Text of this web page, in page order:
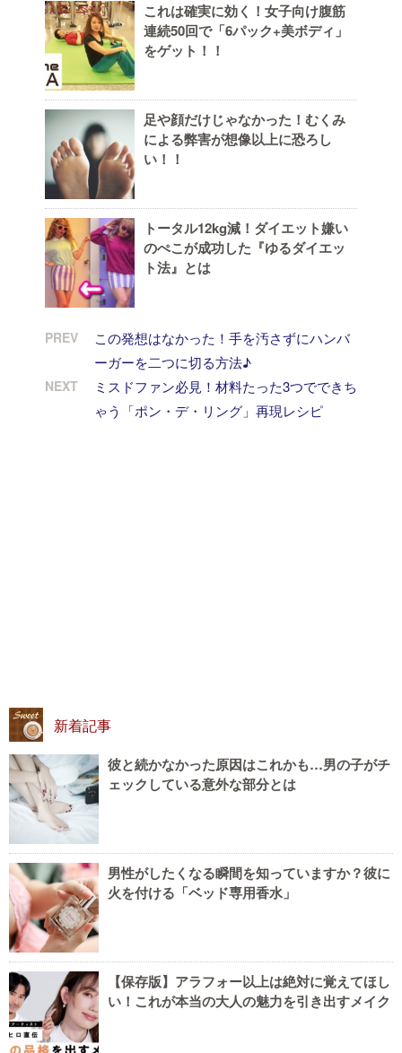
これは確実に効く！女子向け腹筋
連続50回で「6パック+美ボディ」
をゲット！！
足や顔だけじゃなかった！むくみ
による弊害が想像以上に恐ろし
い！！
トータル12kg減！ダイエット嫌い
のぺこが成功した『ゆるダイエッ
ト法』とは
PREV
この発想はなかった！手を汚さずにハンバ
ーガーを二つに切る方法♪
NEXT
ミスドファン必見！材料たった3つでできち
ゃう「ポン・デ・リング」再現レシピ
新着記事
彼と続かなかった原因はこれかも…男の子がチ
ェックしている意外な部分とは
男性がしたくなる瞬間を知っていますか？彼に
火を付ける「ベッド専用香水」
【保存版】アラフォー以上は絶対に覚えてほし
い！これが本当の大人の魅力を引き出すメイク